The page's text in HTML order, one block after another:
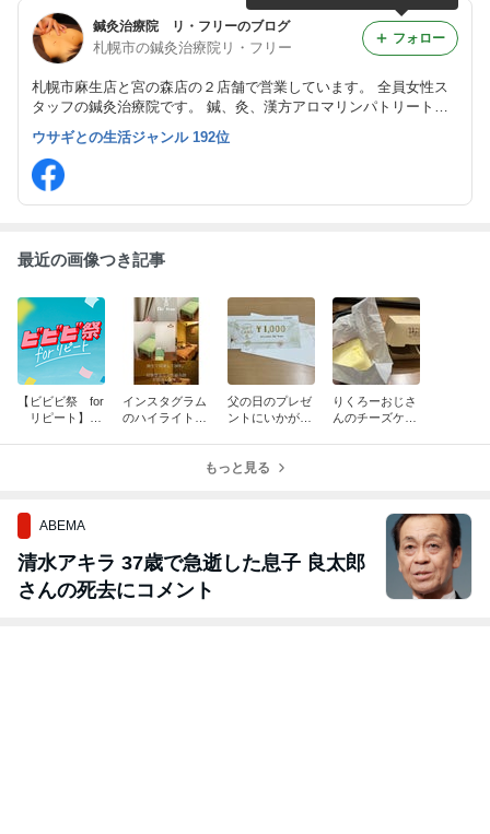
鍼灸治療院 リ・フリーのブログ
札幌市の鍼灸治療院リ・フリー
札幌市麻生店と宮の森店の２店舗で営業しています。 全員女性ス
タッフの鍼灸治療院です。 鍼、灸、漢方アロマリンパトリートメ
ント、美容鍼、かっさ、筋膜リリース、吸い玉、加圧トレーニング
など多種なメニューがございます。
フォロー
ウサギとの生活ジャンル 192位
最近の画像つき記事
【ビビビ祭 for
リピート】実
インスタグラム
のハイライト機
父の日のプレゼ
ントにいかがで
りくろーおじさ
んのチーズケー
もっと見る
ABEMA
清水アキラ 37歳で急逝した息子 良太郎
さんの死去にコメント